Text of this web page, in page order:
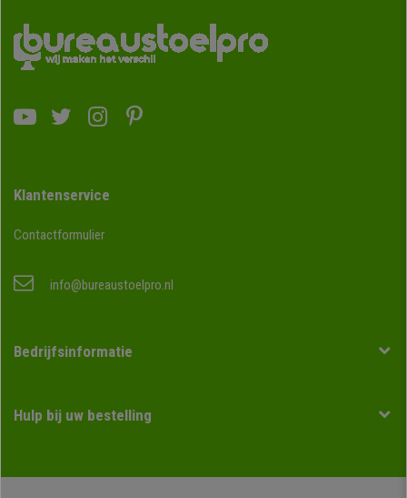
Klantenservice
Contactformulier
info@bureaustoelpro.nl
Bedrijfsinformatie
Hulp bij uw bestelling